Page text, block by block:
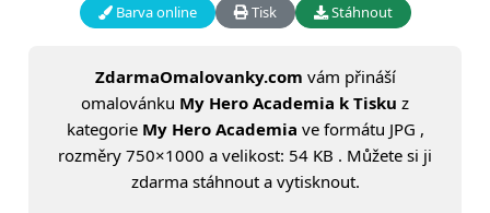
Barva online Tisk Stáhnout
ZdarmaOmalovanky.com vám přináší
omalovánku My Hero Academia k Tisku z
kategorie My Hero Academia ve formátu JPG ,
rozměry 750×1000 a velikost: 54 KB . Můžete si ji
zdarma stáhnout a vytisknout.